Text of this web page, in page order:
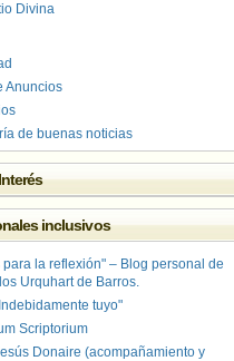
Divina
Anuncios
de buenas noticias
inclusivos
para la reflexión" – Blog personal de
Urquhart de Barros.
tuyo"
Scriptorium
Donaire (acompañamiento y